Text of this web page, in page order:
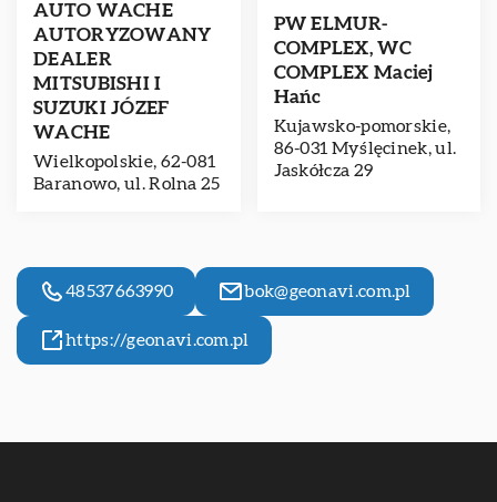
AUTO WACHE
AUTORYZOWANY
DEALER
MITSUBISHI I
SUZUKI JÓZEF
WACHE
Wielkopolskie, 62-081
Baranowo, ul. Rolna 25
PW ELMUR-
COMPLEX, WC
COMPLEX Maciej
Hańc
Kujawsko-pomorskie,
86-031 Myślęcinek, ul.
Jaskółcza 29
48537663990 bok@geonavi.com.pl
https://geonavi.com.pl